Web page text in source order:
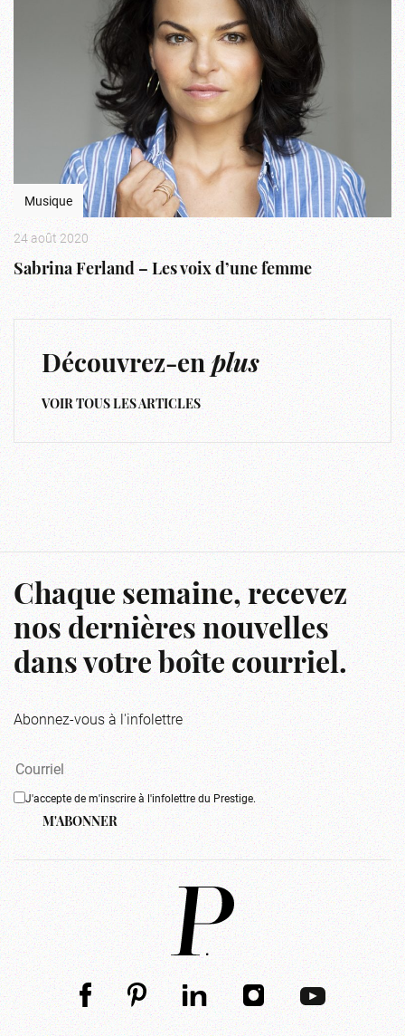
Musique
24 août 2020
Sabrina Ferland – Les voix d’une femme
Découvrez-enplus
VOIR TOUS LES ARTICLES
Chaque semaine, recevez
nos dernières nouvelles
dans votre boîte courriel.
Abonnez-vous à l'infolettre
J'accepte de m'inscrire à l'infolettre du Prestige.
M'ABONNER